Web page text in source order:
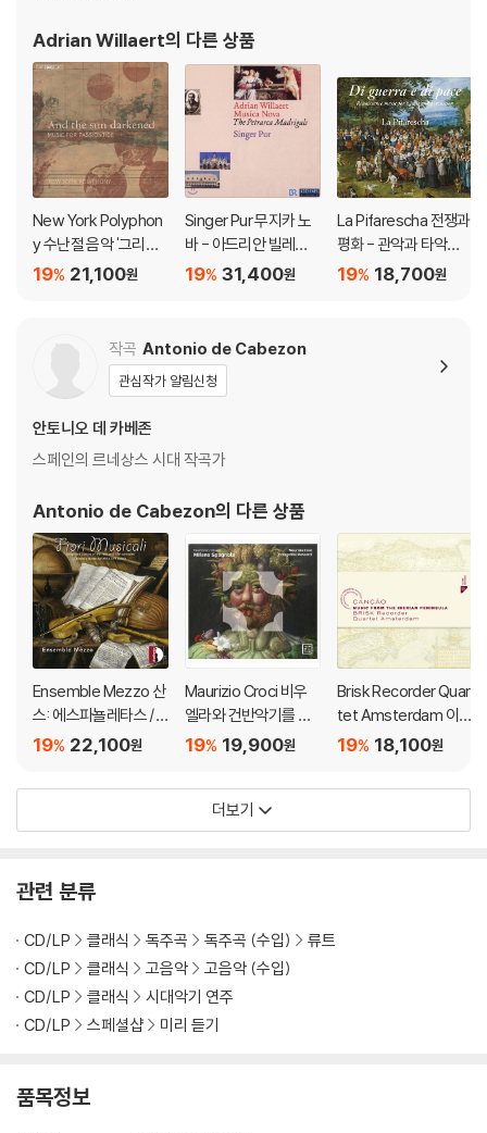
Adrian Willaert의 다른 상품
New York Polyphon
y 수난절 음악 '그리고
태양은 빛을 잃었다' (A
21,100원
19%
Singer Pur 무지카 노
바 - 아드리안 빌레르
트의 페트라르카 마드
Petrarca Madrigals)
31,400원
19%
La Pifarescha 전쟁과
평화 - 관악과 타악기
를 위한 르네상스 음악
ssion) 라 피파레스카
18,700원
19%
작곡 Antonio de Cabezon
관심작가 알림신청
안토니오 데 카베존
스페인의 르네상스 시대 작곡가
Antonio de Cabezon의 다른 상품
Ensemble Mezzo 산
스: 에스파뇰레타스 /
샤르팡티에: 이 숲에서
panoletas, F.39 / Ch
eur dans ce bois, H.
22,100원
19%
Maurizio Croci 비우
엘라와 건반악기를 위
한 작품집 (Milano Sp
Vihuela)
19,900원
19%
Brisk Recorder Quar
tet Amsterdam 이베
리아반도의 리코더 사
c From The Iberian P
18,100원
19%
더보기
관련 분류
CD/LP 클래식 독주곡 독주곡 (수입)
류트
CD/LP
클래식 고음악
고음악 (수입)
CD/LP
클래식
시대악기 연주
CD/LP
스페셜샵 미리 듣기
품목정보